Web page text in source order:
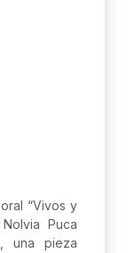
“Vivos y
Puca
una pieza